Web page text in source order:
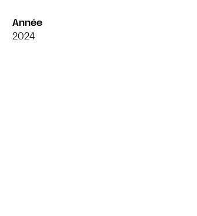
Année
2024